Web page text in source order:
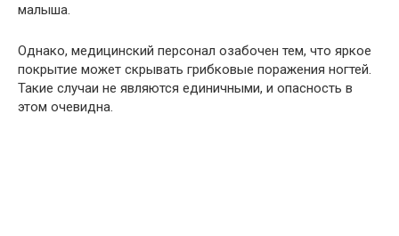
малыша.
Однако, медицинский персонал озабочен тем, что яркое
покрытие может скрывать грибковые поражения ногтей.
Такие случаи не являются единичными, и опасность в
этом очевидна.